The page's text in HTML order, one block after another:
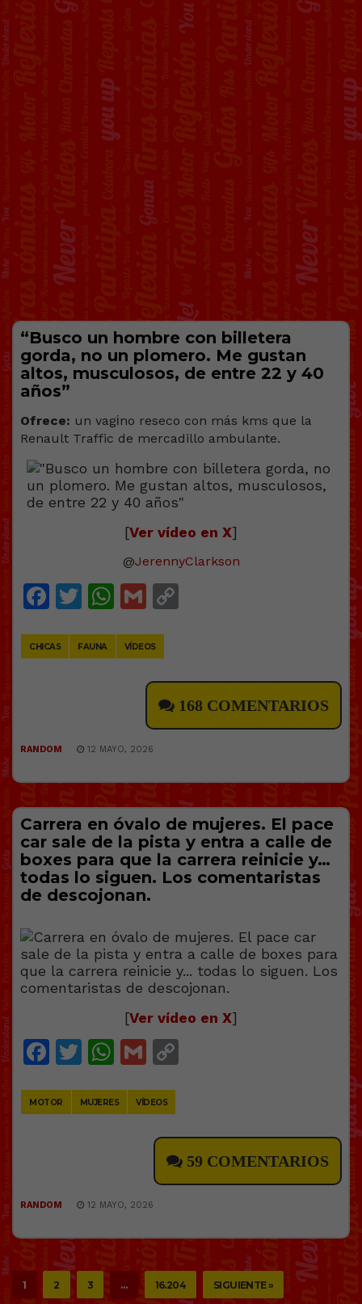
“Busco un hombre con billetera
gorda, no un plomero. Me gustan
altos, musculosos, de entre 22 y 40
años”
Ofrece: un vagіno reseco con más kms que la
Renault Traffic de mercadillo ambulante.
[Ver vídeo en X]
@JerennyClarkson
Facebook
Twitter
WhatsApp
Gmail
CHICAS FAUNA VÍDEOS
168 COMENTARIOS
RANDOM 12 MAYO, 2026
Carrera en óvalo de mujeres. El pace
car sale de la pista y entra a calle de
boxes para que la carrera reinicie y…
todas lo siguen. Los comentaristas
de descojonan.
[Ver vídeo en X]
Facebook
Twitter
WhatsApp
Gmail
MOTOR MUJERES VÍDEOS
59 COMENTARIOS
RANDOM 12 MAYO, 2026
1 2 3 … 16.204 SIGUIENTE »